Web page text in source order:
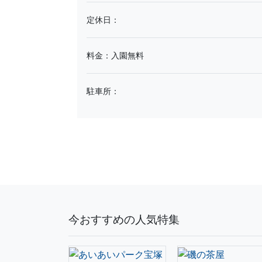
定休日：
料金：入園無料
駐車所：
今おすすめの人気特集